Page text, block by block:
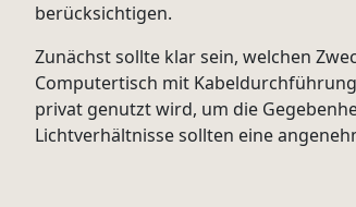
berücksichtigen.
Zunächst sollte klar sein, welchen
Computertisch mit
privat genutzt wird, um die
Lichtverhältnisse sollten eine